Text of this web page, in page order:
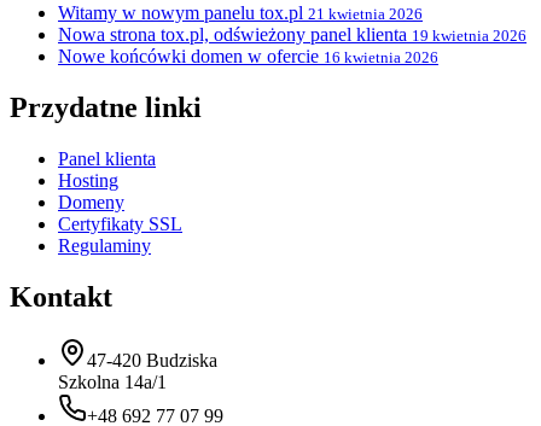
Witamy w nowym panelu tox.pl 21 kwietnia 2026
Nowa strona tox.pl, odświeżony panel klienta 19 kwietnia 2026
Nowe końcówki domen w ofercie 16 kwietnia 2026
Przydatne linki
Panel klienta
Hosting
Domeny
Certyfikaty SSL
Regulaminy
Kontakt
47-420 Budziska
Szkolna 14a/1
+48 692 77 07 99